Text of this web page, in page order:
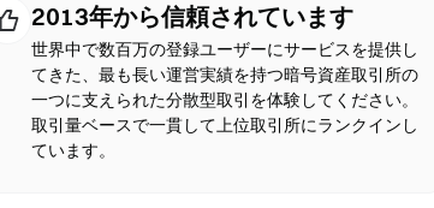
オンチェーンでスワップを実行するため、登録や本人
、スリッページ許容値を設定して、スワップを確認し
と異なる場合がある点にご注意ください。ほとんどの
で行われます。
2013年から信頼されています
世界中で数百万の登録ユーザーにサービスを提供し
てきた、最も長い運営実績を持つ暗号資産取引所の
一つに支えられた分散型取引を体験してください。
取引量ベースで一貫して上位取引所にランクインし
ています。